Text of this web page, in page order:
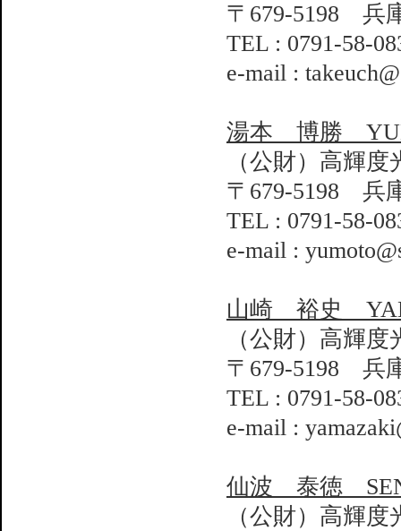
〒679-5198 兵
TEL : 0791-58-
e-mail :
湯本 博勝
（公財）高輝
〒679-5198 兵
TEL : 0791-58-
e-mail :
山崎 裕史
（公財）高輝
〒679-5198 兵
TEL : 0791-58-
e-mail :
仙波 泰徳
（公財）高輝